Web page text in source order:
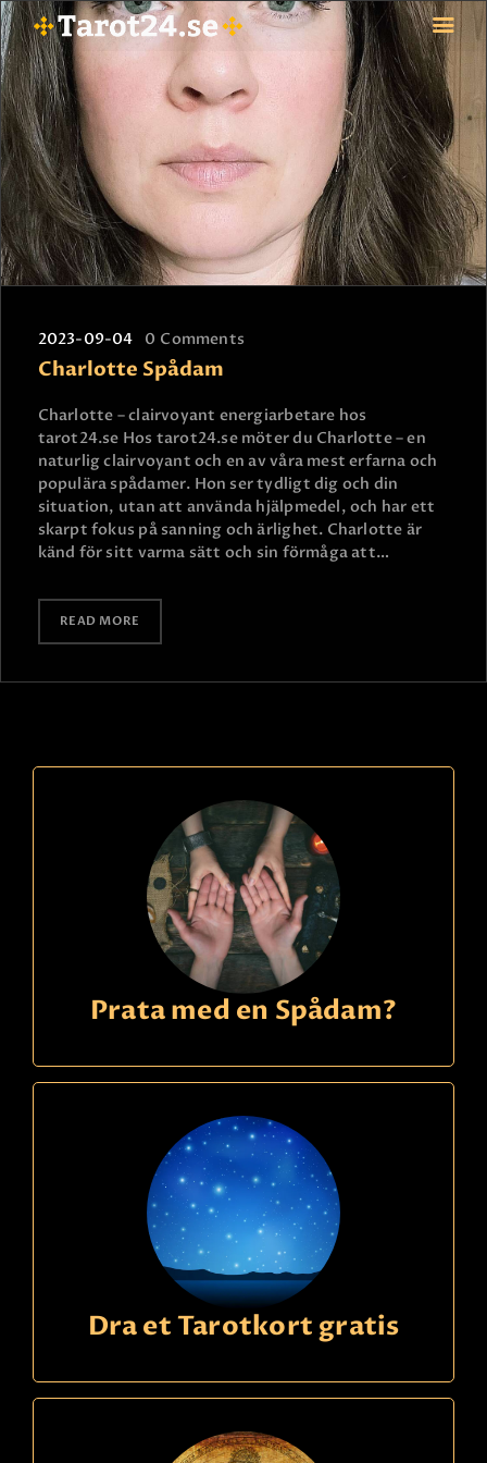
HEM
ASTROLOGI
STJÄRNTECKEN
TAROT
SPÅDAM-SIERSKA
JOBBA SOM SPÅDAM
BETALNING
FAQ
KONTAKTA OSS
2023-09-04 0 Comments
Charlotte Spådam
Charlotte – clairvoyant energiarbetare hos
tarot24.se Hos tarot24.se möter du Charlotte – en
naturlig clairvoyant och en av våra mest erfarna och
populära spådamer. Hon ser tydligt dig och din
situation, utan att använda hjälpmedel, och har ett
skarpt fokus på sanning och ärlighet. Charlotte är
känd för sitt varma sätt och sin förmåga att…
READ MORE
Prata med en Spådam?
Dra et Tarotkort gratis